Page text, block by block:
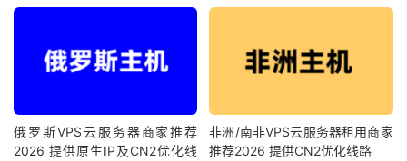
俄罗斯VPS云服务器商家推荐
2026 提供原生IP及CN2优化线
非洲/南非VPS云服务器租用商家
推荐2026 提供CN2优化线路